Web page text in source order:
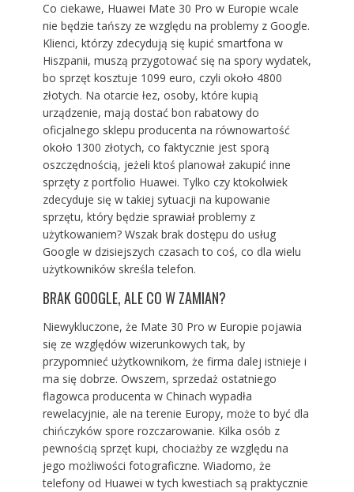
Co ciekawe, Huawei Mate 30 Pro w Europie wcale
nie będzie tańszy ze względu na problemy z Google.
Klienci, którzy zdecydują się kupić smartfona w
Hiszpanii, muszą przygotować się na spory wydatek,
bo sprzęt kosztuje 1099 euro, czyli około 4800
złotych. Na otarcie łez, osoby, które kupią
urządzenie, mają dostać bon rabatowy do
oficjalnego sklepu producenta na równowartość
około 1300 złotych, co faktycznie jest sporą
oszczędnością, jeżeli ktoś planował zakupić inne
sprzęty z portfolio Huawei. Tylko czy ktokolwiek
zdecyduje się w takiej sytuacji na kupowanie
sprzętu, który będzie sprawiał problemy z
użytkowaniem? Wszak brak dostępu do usług
Google w dzisiejszych czasach to coś, co dla wielu
użytkowników skreśla telefon.
BRAK GOOGLE, ALE CO W ZAMIAN?
Niewykluczone, że Mate 30 Pro w Europie pojawia
się ze względów wizerunkowych tak, by
przypomnieć użytkownikom, że firma dalej istnieje i
ma się dobrze. Owszem, sprzedaż ostatniego
flagowca producenta w Chinach wypadła
rewelacyjnie, ale na terenie Europy, może to być dla
chińczyków spore rozczarowanie. Kilka osób z
pewnością sprzęt kupi, chociażby ze względu na
jego możliwości fotograficzne. Wiadomo, że
telefony od Huawei w tych kwestiach są praktycznie